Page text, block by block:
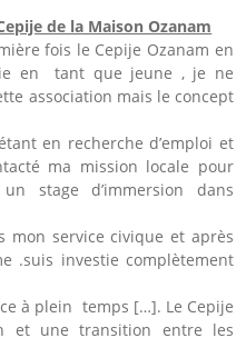
de la Maison Ozanam
fois le Cepije Ozanam en
en tant que jeune , je ne
association mais le concept
en recherche d’emploi et
ma mission locale pour
stage d’immersion dans
mon service civique et après
.suis investie complètement
à plein temps […]. Le Cepije
et une transition entre les